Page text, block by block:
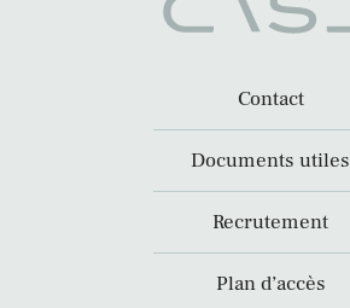
Contact
Documents utiles
Recrutement
Plan d’accès